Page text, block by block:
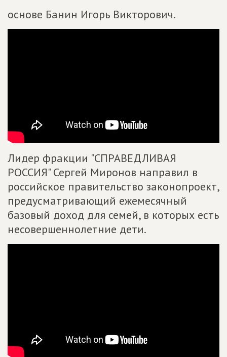
основе Банин Игорь Викторович.
Лидер фракции "СПРАВЕДЛИВАЯ
РОССИЯ" Сергей Миронов направил в
российское правительство законопроект,
предусматривающий ежемесячный
базовый доход для семей, в которых есть
несовершеннолетние дети.